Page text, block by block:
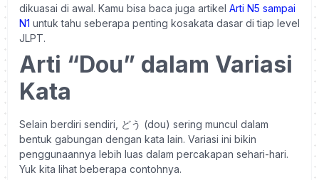
dikuasai di awal. Kamu bisa baca juga artikel Arti N5 sampai
N1 untuk tahu seberapa penting kosakata dasar di tiap level
JLPT.
Arti “Dou” dalam Variasi
Kata
Selain berdiri sendiri, どう (dou) sering muncul dalam
bentuk gabungan dengan kata lain. Variasi ini bikin
penggunaannya lebih luas dalam percakapan sehari-hari.
Yuk kita lihat beberapa contohnya.